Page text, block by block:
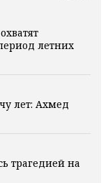
летних
лет: Ахмед
трагедией на